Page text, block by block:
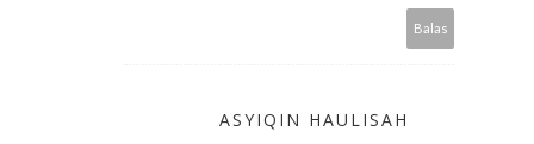
Balas
ASYIQIN HAULISAH